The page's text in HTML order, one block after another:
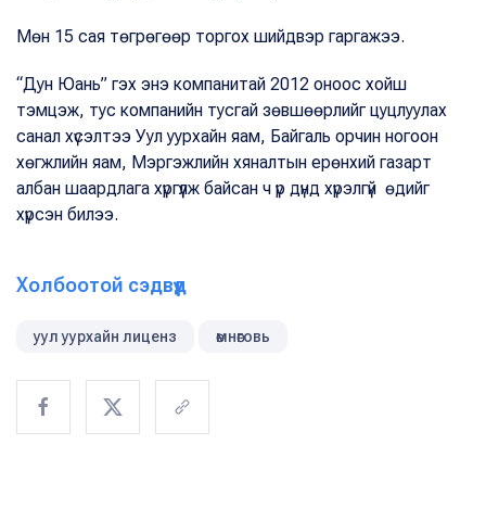
Мөн 15 сая төгрөгөөр торгох шийдвэр гаргажээ.
“Дун Юань” гэх энэ компанитай 2012 оноос хойш
тэмцэж, тус компанийн тусгай зөвшөөрлийг цуцлуулах
санал хүсэлтээ Уул уурхайн яам, Байгаль орчин ногоон
хөгжлийн яам, Мэргэжлийн хяналтын ерөнхий газарт
албан шаардлага хүргүүлж байсан ч үр дүнд хүрэлгүй өдийг
хүрсэн билээ.
Холбоотой сэдвүүд
уул уурхайн лиценз өмнөговь